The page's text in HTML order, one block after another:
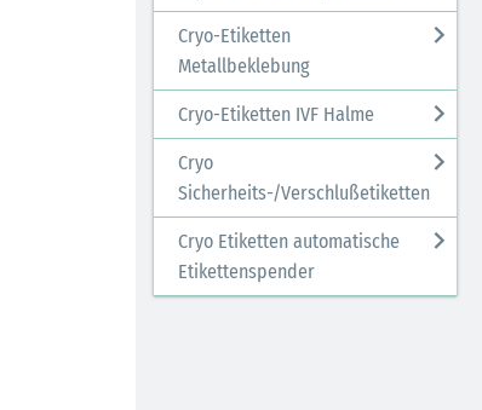
Cryo-Etiketten
Metallbeklebung
Cryo-Etiketten IVF Halme
Cryo
Sicherheits-/Verschlußetiketten
Cryo Etiketten automatische
Etikettenspender